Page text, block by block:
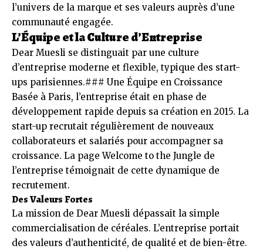
l’univers de la marque et ses valeurs auprès d’une
communauté engagée.
L’Équipe et la Culture d’Entreprise
Dear Muesli se distinguait par une culture
d’entreprise moderne et flexible, typique des start-
ups parisiennes.### Une Équipe en Croissance
Basée à Paris, l’entreprise était en phase de
développement rapide depuis sa création en 2015. La
start-up recrutait régulièrement de nouveaux
collaborateurs et salariés pour accompagner sa
croissance. La page Welcome to the Jungle de
l’entreprise témoignait de cette dynamique de
recrutement.
Des Valeurs Fortes
La mission de Dear Muesli dépassait la simple
commercialisation de céréales. L’entreprise portait
des valeurs d’authenticité, de qualité et de bien-être.